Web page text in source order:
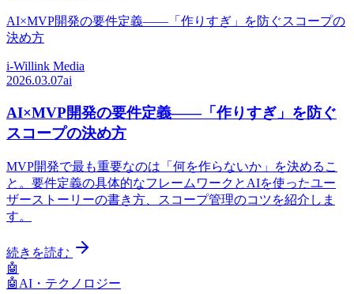
AI×MVP開発の要件定義——「作りすぎ」を防ぐスコープの
決め方
i-Willink Media
2026.03.07ai
AI×MVP開発の要件定義——「作りすぎ」を防ぐ
スコープの決め方
MVP開発で最も重要なのは「何を作らないか」を決めるこ
と。要件定義の具体的なフレームワークとAIを使ったユー
ザーストーリーの書き方、スコープ管理のコツを紹介しま
す。
続きを読む
🤖
🤖 AI・テクノロジー